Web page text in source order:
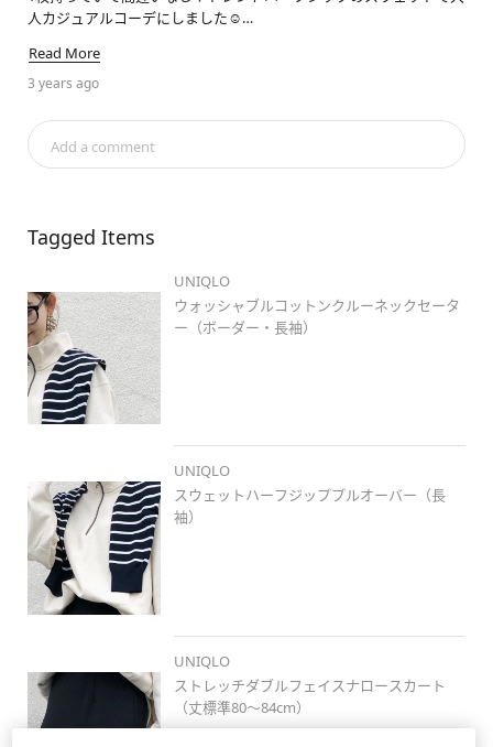
人カジュアルコーデにしました☺️
なめらかな着心地でリラックスシルエットなのでお家着やお出かけ
にも！
🌿着用アイテム
#スウェットハーフジッププルオーバー
#ストレッチダブルフェ
#ユニクロコーデ #骨格ウェーブ
ングヘアコーデ
#岡山 #岡北 #着回しコーデ
#大人カジュア
ル
#ユニクロ春コレ #春コーデ #イエベ春
冬のお出かけスタイル
#プチプラコーデ
#シンプルコーデ
Read More
3 years ago
Add a comment
Tagged Items
UNIQLO
ウォッシャブルコットンクルーネックセータ
ー（ボーダー・長袖）
UNIQLO
スウェットハーフジッププルオーバー（長
袖）
UNIQLO
ストレッチダブルフェイスナロースカート
（丈標準80～84cm）